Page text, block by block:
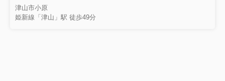
津山市小原
姫新線「津山」駅 徒歩49分